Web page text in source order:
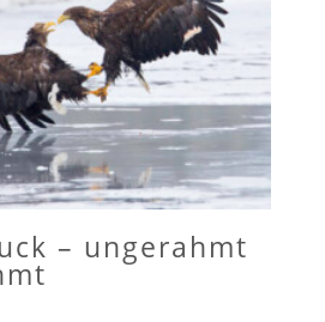
– ungerahmt